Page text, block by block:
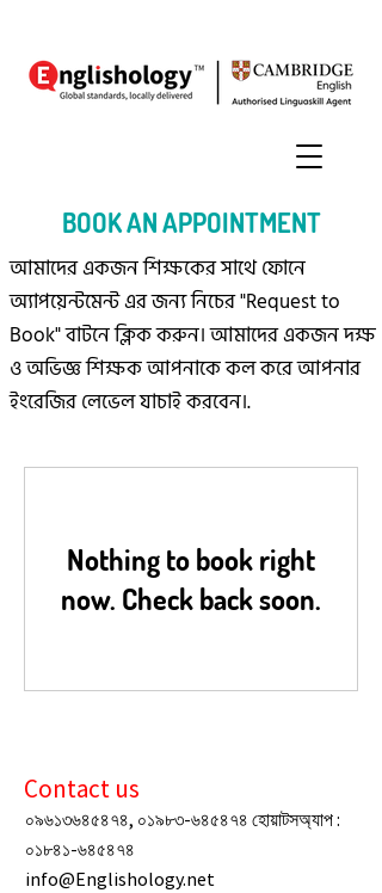
BOOK AN APPOINTMENT
আমাদের একজন শিক্ষকের সাথে ফোনে
অ্যাপয়েন্টমেন্ট এর জন্য নিচের "Request to
Book" বাটনে ক্লিক করুন। আমাদের একজন দক্ষ
ও অভিজ্ঞ শিক্ষক আপনাকে কল করে আপনার
ইংরেজির লেভেল যাচাই করবেন।.
Nothing to book right
now. Check back soon.
Contact us
০৯৬১৩৬৪৫৪৭৪, ০১৯৮৩-৬৪৫৪৭৪ হোয়াটসঅ্যাপ :
০১৮৪১-৬৪৫৪৭৪
info@Englishology.net